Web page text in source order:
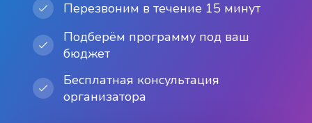
Перезвоним в течение 15 минут
Подберём программу под ваш
бюджет
Бесплатная консультация
организатора